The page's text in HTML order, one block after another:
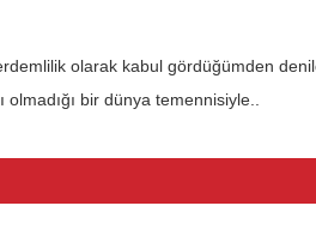
olarak kabul gördüğümden
bir dünya temennisiyle..